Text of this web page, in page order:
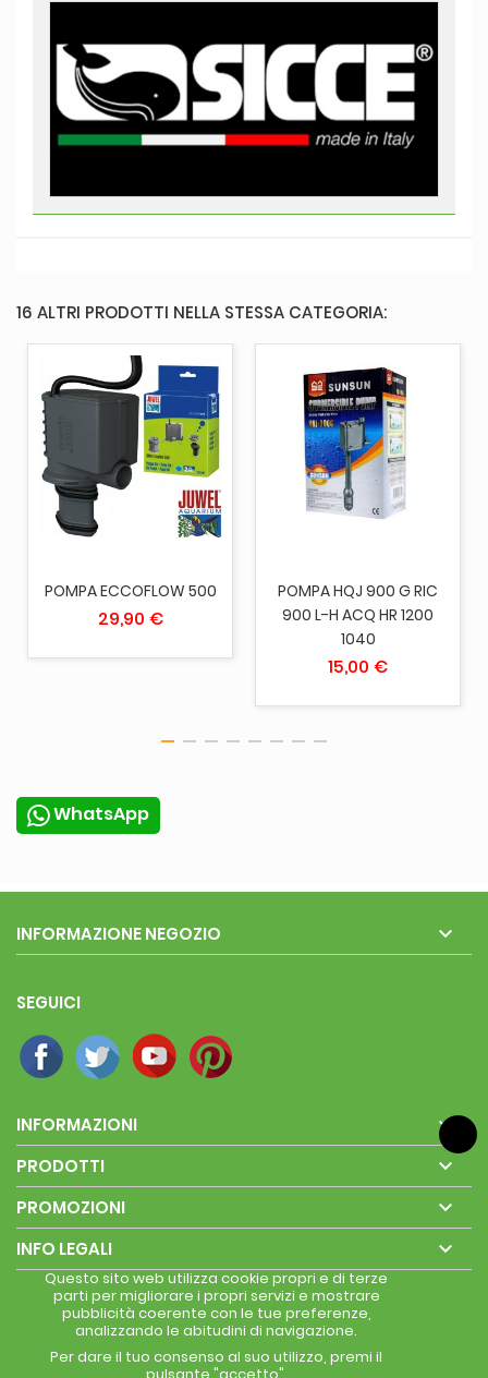
16 ALTRI PRODOTTI NELLA STESSA CATEGORIA:
POMPA ECCOFLOW 500
29,90 €
POMPA HQJ 900 G RIC
900 L-H ACQ HR 1200
1040
15,00 €
WhatsApp
INFORMAZIONE NEGOZIO 
SEGUICI
INFORMAZIONI 
PRODOTTI 
PROMOZIONI 
INFO LEGALI 
Questo sito web utilizza cookie propri e di terze
parti per migliorare i propri servizi e mostrare
pubblicità coerente con le tue preferenze,
analizzando le abitudini di navigazione.
Per dare il tuo consenso al suo utilizzo, premi il